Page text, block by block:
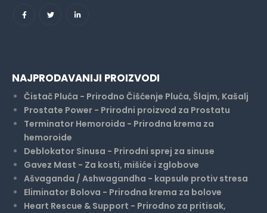
NAJPRODAVANIJI PROIZVODI
Čistač Pluća - Prirodno Čišćenje Pluća, Šlajm, Kašalj
Prostate Power - Prirodni proizvod za Prostatu
Terminator Hemoroida - Prirodna krema za
hemoroide
Deblokator Sinusa - Prirodni sprej za sinuse
Gavez Mast - Za kosti, mišiće i zglobove
Ašvaganda / Ashwagandha - kapsule protiv stresa
Eliminator Bolova - Prirodna krema za bolove
Heart Rescue & Support - Prirodno za pritisak,